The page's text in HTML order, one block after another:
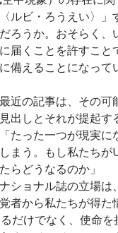
ルビ・ろうえい〉」
ろうか。おそらく、
届くことを許すこと
備えることになって
近の記事は、その可
出しとそれが提起す
たった一つが現実に
まう。もし私たちが
らどうなるのか」
ショナル誌の立場は
者から私たちが得た
だけでなく、使命を